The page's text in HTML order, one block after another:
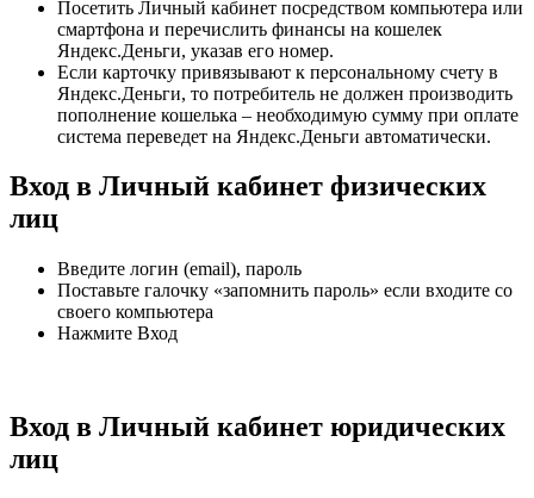
Посетить Личный кабинет посредством компьютера или
смартфона и перечислить финансы на кошелек
Яндекс.Деньги, указав его номер.
Если карточку привязывают к персональному счету в
Яндекс.Деньги, то потребитель не должен производить
пополнение кошелька – необходимую сумму при оплате
система переведет на Яндекс.Деньги автоматически.
Вход в Личный кабинет физических
лиц
Введите логин (email), пароль
Поставьте галочку «запомнить пароль» если входите со
своего компьютера
Нажмите Вход
Вход в Личный кабинет юридических
лиц